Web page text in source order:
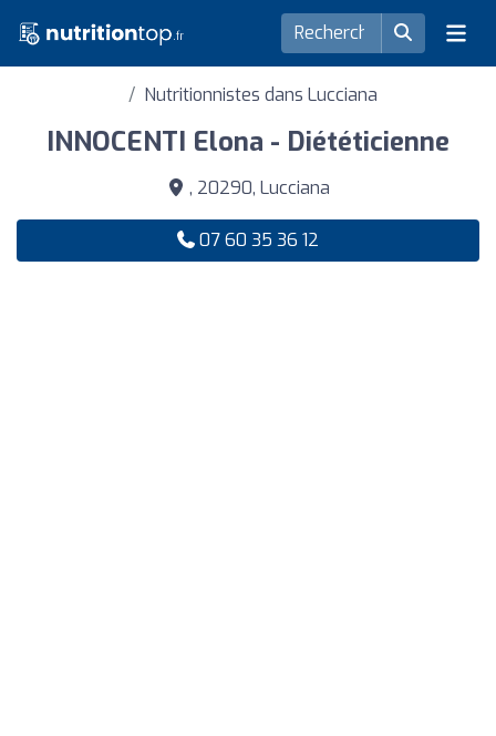
Nutritionnistes dans Lucciana
INNOCENTI Elona - Diététicienne
, 20290, Lucciana
07 60 35 36 12